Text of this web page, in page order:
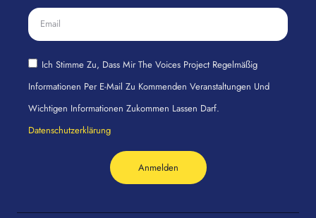
Ich Stimme Zu, Dass Mir The Voices Project Regelmäßig
Informationen Per E-Mail Zu Kommenden Veranstaltungen Und
Wichtigen Informationen Zukommen Lassen Darf.
Datenschutzerklärung
Anmelden